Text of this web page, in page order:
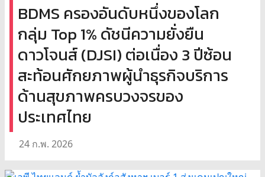
BDMS ครองอันดับหนึ่งของโลก
กลุ่ม Top 1% ดัชนีความยั่งยืน
ดาวโจนส์ (DJSI) ต่อเนื่อง 3 ปีซ้อน
สะท้อนศักยภาพผู้นำธุรกิจบริการ
ด้านสุขภาพครบวงจรของ
ประเทศไทย
24 ก.พ. 2026